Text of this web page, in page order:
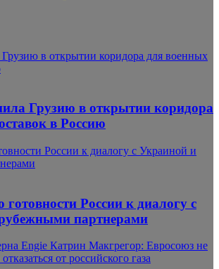
в открытии коридора для военных
Грузию в открытии коридора
в Россию
России к диалогу с Украиной и
готовности России к диалогу с
партнерами
Engie Катрин Макгрегор: Евросоюз не
от российского газа